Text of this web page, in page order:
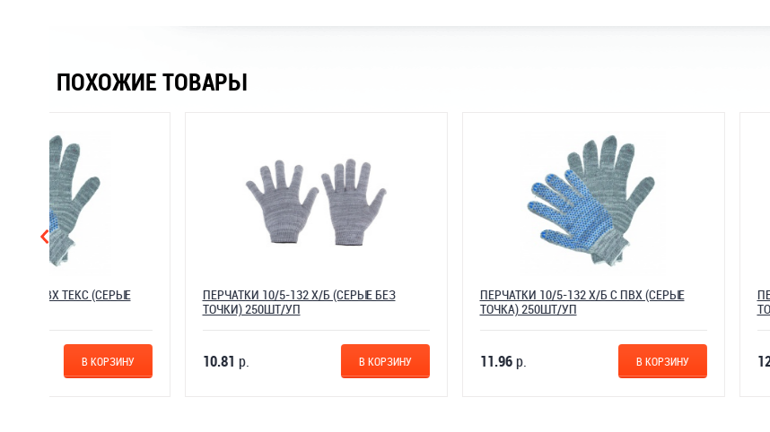
ПОХОЖИЕ ТОВАРЫ
ПЕРЧАТКИ 10/5-132 Х/Б (СЕРЫЕ БЕЗ
10.81р. В КОРЗИНУ
ПЕРЧАТКИ 10/5-132 Х/Б С ПВХ (СЕРЫЕ
11.96р. В КОРЗИНУ
ПЕРЧАТКИ 10/6-150 Х/Б
12.59р.